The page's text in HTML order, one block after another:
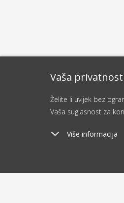
Vaša
Želite li uvijek bez
Vaša suglasnost za
Više informacija